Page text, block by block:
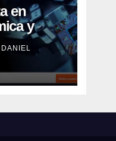
en
y
de
DANIEL